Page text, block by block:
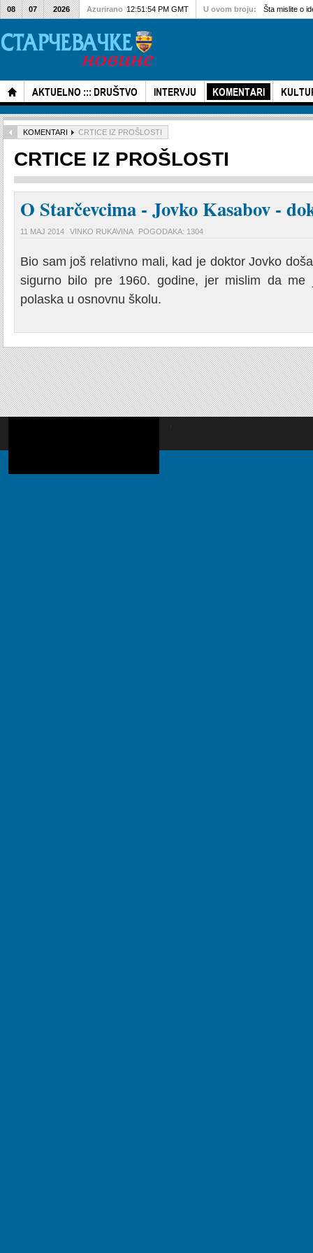
AKTUELNO ::: DRUŠTVO INTERVJU KOMENTARI
08 07 2026 Azurirano 12:51:54 PM GMT U ovom broju: Šta mislite o
KOMENTARI CRTICE IZ PROŠLOSTI
CRTICE IZ PROŠLOSTI
O Starčevcima - Jovko Kasabov -
11 MAJ 2014 VINKO RUKAVINA POGODAKA: 1304
Bio sam još relativno mali, kad je doktor Jovko
sigurno bilo pre 1960. godine, jer mislim da
polaska u osnovnu školu.